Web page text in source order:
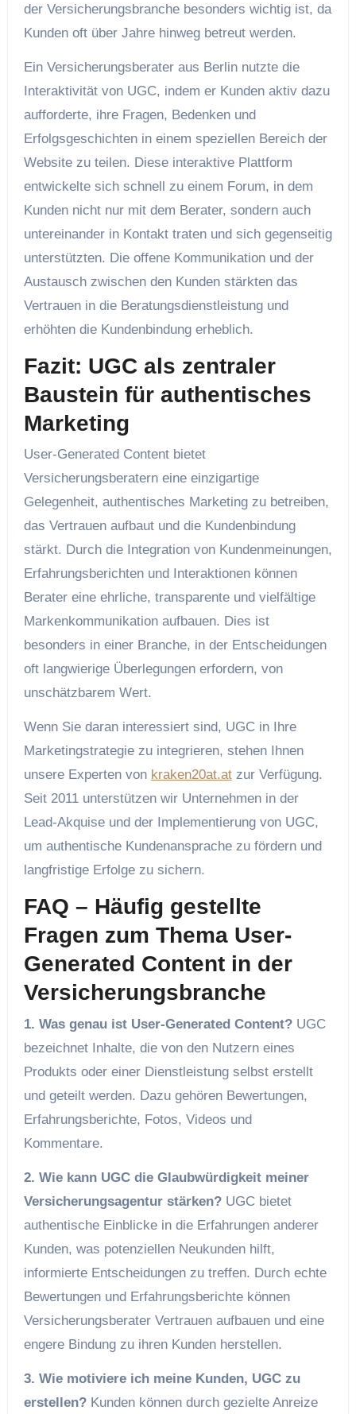
der Versicherungsbranche besonders wichtig ist, da
Kunden oft über Jahre hinweg betreut werden.
Ein Versicherungsberater aus Berlin nutzte die
Interaktivität von UGC, indem er Kunden aktiv dazu
aufforderte, ihre Fragen, Bedenken und
Erfolgsgeschichten in einem speziellen Bereich der
Website zu teilen. Diese interaktive Plattform
entwickelte sich schnell zu einem Forum, in dem
Kunden nicht nur mit dem Berater, sondern auch
untereinander in Kontakt traten und sich gegenseitig
unterstützten. Die offene Kommunikation und der
Austausch zwischen den Kunden stärkten das
Vertrauen in die Beratungsdienstleistung und
erhöhten die Kundenbindung erheblich.
Fazit: UGC als zentraler
Baustein für authentisches
Marketing
User-Generated Content bietet
Versicherungsberatern eine einzigartige
Gelegenheit, authentisches Marketing zu betreiben,
das Vertrauen aufbaut und die Kundenbindung
stärkt. Durch die Integration von Kundenmeinungen,
Erfahrungsberichten und Interaktionen können
Berater eine ehrliche, transparente und vielfältige
Markenkommunikation aufbauen. Dies ist
besonders in einer Branche, in der Entscheidungen
oft langwierige Überlegungen erfordern, von
unschätzbarem Wert.
Wenn Sie daran interessiert sind, UGC in Ihre
Marketingstrategie zu integrieren, stehen Ihnen
unsere Experten von kraken20at.atzur Verfügung.
Seit 2011 unterstützen wir Unternehmen in der
Lead-Akquise und der Implementierung von UGC,
um authentische Kundenansprache zu fördern und
langfristige Erfolge zu sichern.
FAQ – Häufig gestellte
Fragen zum Thema User-
Generated Content in der
Versicherungsbranche
1. Was genau ist User-Generated Content?UGC
bezeichnet Inhalte, die von den Nutzern eines
Produkts oder einer Dienstleistung selbst erstellt
und geteilt werden. Dazu gehören Bewertungen,
Erfahrungsberichte, Fotos, Videos und
Kommentare.
2. Wie kann UGC die Glaubwürdigkeit meiner
Versicherungsagentur stärken?UGC bietet
authentische Einblicke in die Erfahrungen anderer
Kunden, was potenziellen Neukunden hilft,
informierte Entscheidungen zu treffen. Durch echte
Bewertungen und Erfahrungsberichte können
Versicherungsberater Vertrauen aufbauen und eine
engere Bindung zu ihren Kunden herstellen.
3. Wie motiviere ich meine Kunden, UGC zu
erstellen?Kunden können durch gezielte Anreize